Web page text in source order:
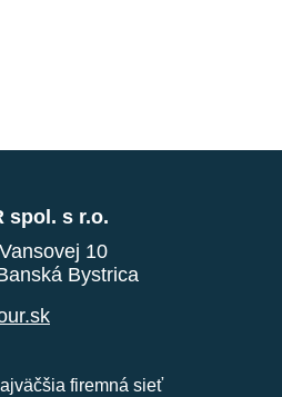
spol. s r.o.
10
Bystrica
firemná sieť